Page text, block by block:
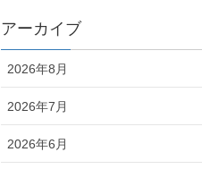
アーカイブ
2026年8月
2026年7月
2026年6月